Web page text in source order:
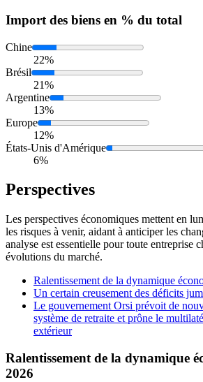
Import des biens en % du total
Chine
22%
Brésil
21%
Argentine
13%
Europe
12%
États-Unis d'Amérique
6%
Perspectives
Les perspectives économiques mettent en
les risques à venir, aidant à anticiper les
analyse est essentielle pour toute entreprise
évolutions du marché.
Ralentissement de la dynamique
Un certain creusement des déficits
Le gouvernement Orsi prévoit de
système de retraite et prône le
extérieur
Ralentissement de la dynamique
2026